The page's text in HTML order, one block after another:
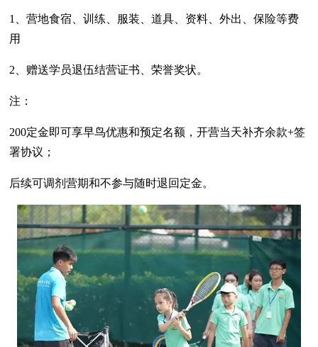
1、营地食宿、训练、服装、道具、资料、外出、保险等费
用
2、赠送学员退伍结营证书、荣誉奖状。
注：
200定金即可享早鸟优惠和预定名额，开营当天补齐余款+签
署协议；
后续可调剂营期和不参与随时退回定金。